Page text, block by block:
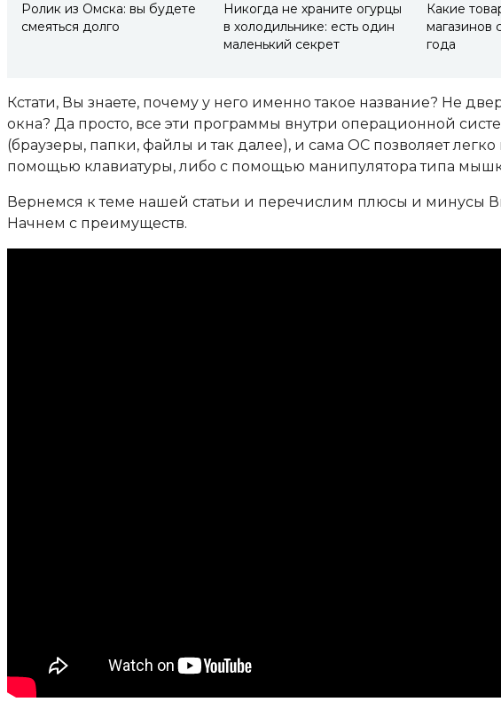
Ролик из Омска: вы будете
смеяться долго
Никогда не храните огурцы
в холодильнике: есть один
маленький секрет
Какие
магазинов
года
Кстати, Вы знаете, почему у него именно такое название? Не
окна? Да просто, все эти программы внутри операционной
(браузеры, папки, файлы и так далее), и сама ОС позволяет
помощью клавиатуры, либо с помощью манипулятора типа
Вернемся к теме нашей статьи и перечислим плюсы и минусы
Начнем с преимуществ.